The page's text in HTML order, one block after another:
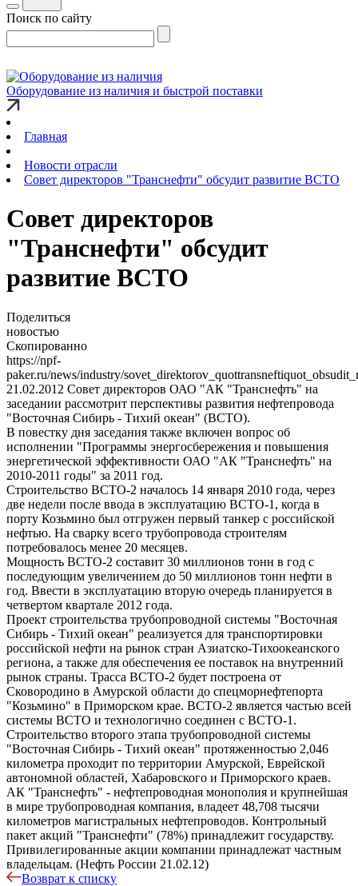
Поиск по сайту
Оборудование из наличия и быстрой поставки
Главная
Новости отрасли
Совет директоров "Транснефти" обсудит развитие ВСТО
Совет директоров
"Транснефти" обсудит
развитие ВСТО
Поделиться
новостью
Скопированно
https://npf-
paker.ru/news/industry/
21.02.2012 Совет директоров ОАО "АК "Транснефть" на
заседании рассмотрит перспективы развития нефтепровода
"Восточная Сибирь - Тихий океан" (ВСТО).
В повестку дня заседания также включен вопрос об
исполнении "Программы энергосбережения и повышения
энергетической эффективности ОАО "АК "Транснефть" на
2010-2011 годы" за 2011 год.
Строительство ВСТО-2 началось 14 января 2010 года, через
две недели после ввода в эксплуатацию ВСТО-1, когда в
порту Козьмино был отгружен первый танкер с российской
нефтью. На сварку всего трубопровода строителям
потребовалось менее 20 месяцев.
Мощность ВСТО-2 составит 30 миллионов тонн в год с
последующим увеличением до 50 миллионов тонн нефти в
год. Ввести в эксплуатацию вторую очередь планируется в
четвертом квартале 2012 года.
Проект строительства трубопроводной системы "Восточная
Сибирь - Тихий океан" реализуется для транспортировки
российской нефти на рынок стран Азиатско-Тихоокеанского
региона, а также для обеспечения ее поставок на внутренний
рынок страны. Трасса ВСТО-2 будет построена от
Сковородино в Амурской области до спецморнефтепорта
"Козьмино" в Приморском крае. ВСТО-2 является частью всей
системы ВСТО и технологично соединен с ВСТО-1.
Строительство второго этапа трубопроводной системы
"Восточная Сибирь - Тихий океан" протяженностью 2,046
километра проходит по территории Амурской, Еврейской
автономной областей, Хабаровского и Приморского краев.
АК "Транснефть" - нефтепроводная монополия и крупнейшая
в мире трубопроводная компания, владеет 48,708 тысячи
километров магистральных нефтепроводов. Контрольный
пакет акций "Транснефти" (78%) принадлежит государству.
Привилегированные акции компании принадлежат частным
владельцам. (Нефть России 21.02.12)
Возврат к списку